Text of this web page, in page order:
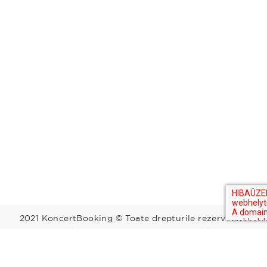
2021 KoncertBooking © Toate drepturile rezervate.
Kapcsolat | Telefonszám: +36 30 157 9812 | E-mail: